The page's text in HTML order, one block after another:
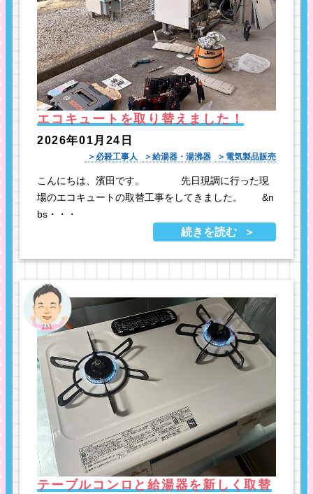
エコキュートを取り替えました！
2026年01月24日
必殺工事人 給湯器・湯沸器 電気製品販売
こんにちは、濱田です。 先日現調に行った現
場のエコキュートの取替工事をしてきました。 &n
bs・・・
続きを読む
テーブルコンロと給湯器を新しく取替